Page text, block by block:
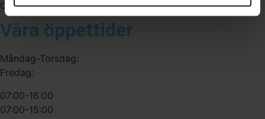
Org. nr:556341-4290
Våra öppettider
Måndag-Torsdag:
Fredag:
07:00-16:00
07:00-15:00